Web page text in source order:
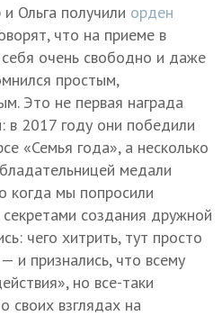
Ольга получили орден
что на приеме в
очень свободно и даже
простым,
Это не первая награда
в 2017 году они победили
«Семья года», а несколько
медали
когда мы попросили
создания дружной
чего хитрить, тут просто
и признались, что всему
но все-таки
своих взглядах на